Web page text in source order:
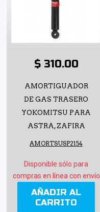
$ 310.00
AMORTIGUADOR
DE GAS TRASERO
YOKOMITSU PARA
ASTRA, ZAFIRA
AMORTSUSP2154
Disponible sólo para
compras en línea con envío
AÑADIR AL
CARRITO